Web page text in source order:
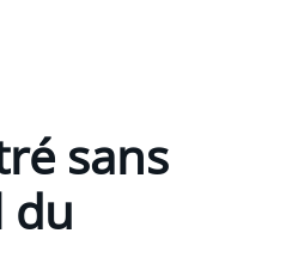
sans
du